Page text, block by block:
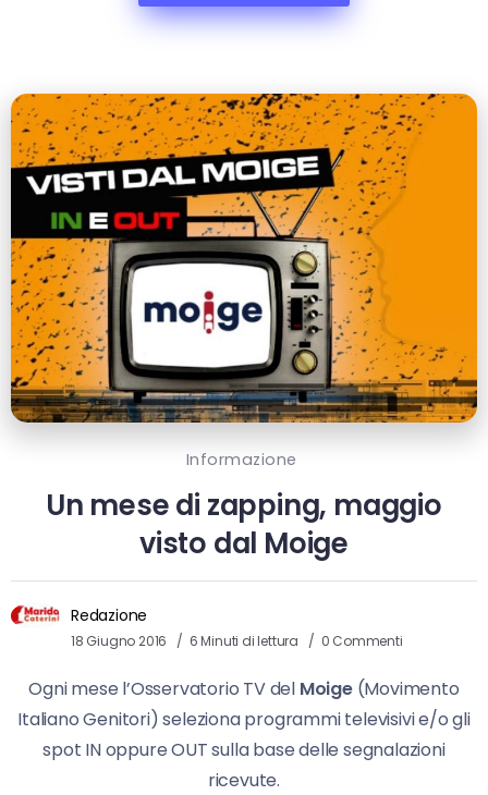
Informazione
Un mese di zapping, maggio
visto dal Moige
Redazione
18 Giugno 2016 6 Minuti di lettura 0 Commenti
Ogni mese l’Osservatorio TV del Moige(Movimento
Italiano Genitori) seleziona programmi televisivi e/o gli
spot IN oppure OUT sulla base delle segnalazioni
ricevute.